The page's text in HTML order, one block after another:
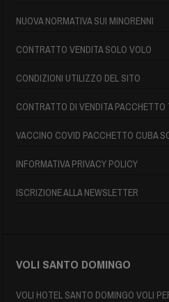
NUOVA NORMATIVA SUI MINORENNI
CONTRATTO VENDITA SOLO VOLO
CONDIZIONI UTILIZZO DEL SITO
CONTRATTO DI VENDITA PACCHETTO
VACCINO COVID PACCHETTO CUBA
INFORMATIVA PRIVACY POLICY
ISCRIZIONE ALLA NEWSLETTER
VOLI SANTO DOMINGO
VOLI HOTEL SANTO DOMINGO VOLI